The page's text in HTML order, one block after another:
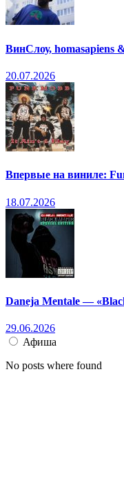
ВинСлоу,
20.07.2026
Впервые на виниле:
18.07.2026
Daneja Mentale —
29.06.2026
Афиша
No posts where found